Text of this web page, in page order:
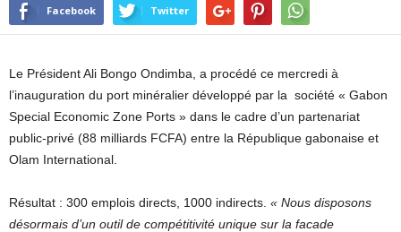
Facebook Twitter
Le Président Ali Bongo Ondimba, a procédé ce mercredi à
l’inauguration du port minéralier développé par la société « Gabon
Special Economic Zone Ports » dans le cadre d’un partenariat
public-privé (88 milliards FCFA) entre la République gabonaise et
Olam International.
Résultat : 300 emplois directs, 1000 indirects. « Nous disposons
désormais d’un outil de compétitivité unique sur la facade